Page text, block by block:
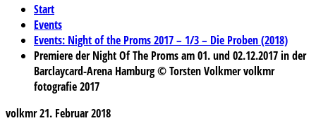
Start
Events
Events: Night of the Proms 2017 – 1/3 – Die Proben (2018)
Premiere der Night Of The Proms am 01. und 02.12.2017 in der
Barclaycard-Arena Hamburg © Torsten Volkmer volkmr
fotografie 2017
volkmr21. Februar 2018